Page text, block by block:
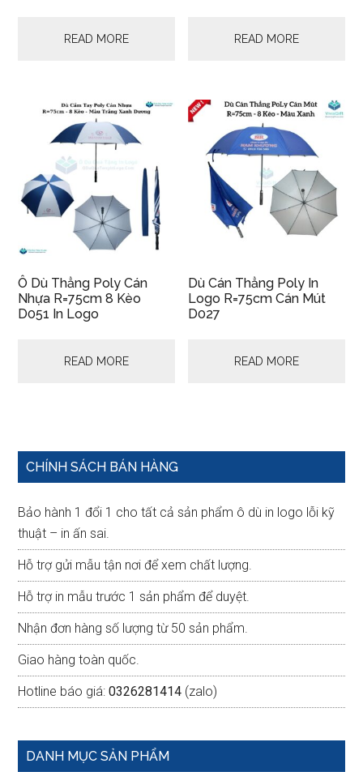
READ MORE READ MORE
Ô Dù Thẳng Poly Cán
Nhựa R=75cm 8 Kèo
D051 In Logo
READ MORE
Dù Cán Thẳng Poly In
Logo R=75cm Cán Mút
D027
READ MORE
Primary
CHÍNH SÁCH BÁN HÀNG
Bảo hành 1 đổi 1 cho tất cả sản phẩm ô dù in logo lỗi kỹ
thuật – in ấn sai.
Hỗ trợ gửi mẫu tận nơi để xem chất lượng.
Hỗ trợ in mẫu trước 1 sản phẩm để duyệt.
Nhận đơn hàng số lượng từ 50 sản phẩm.
Giao hàng toàn quốc.
Hotline báo giá:0326281414 (zalo)
DANH MỤC SẢN PHẨM